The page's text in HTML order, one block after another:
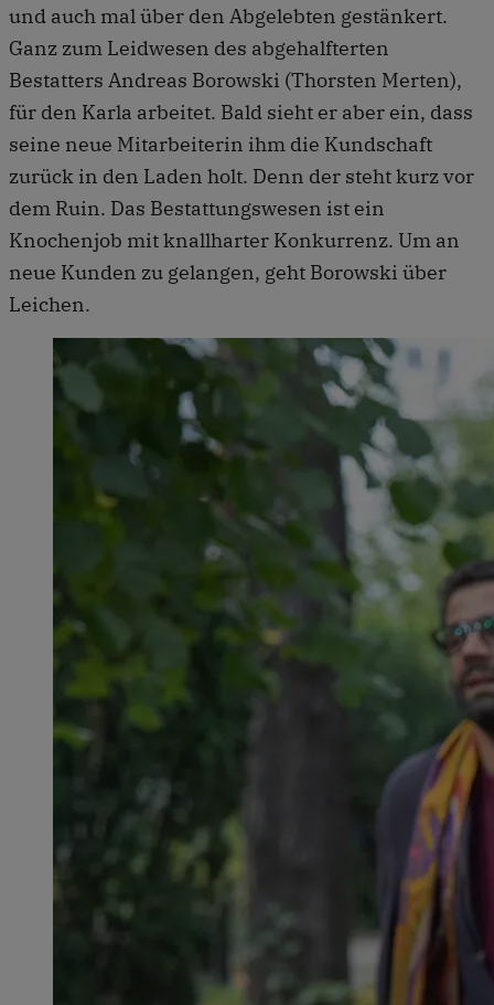
und auch mal über den Abgelebten gestänkert.
Ganz zum Leidwesen des abgehalfterten
Bestatters Andreas Borowski (Thorsten Merten),
für den Karla arbeitet. Bald sieht er aber ein, dass
seine neue Mitarbeiterin ihm die Kundschaft
zurück in den Laden holt. Denn der steht kurz vor
dem Ruin. Das Bestattungswesen ist ein
Knochenjob mit knallharter Konkurrenz. Um an
neue Kunden zu gelangen, geht Borowski über
Leichen.